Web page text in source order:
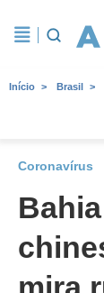
Início Brasil
Coronavírus